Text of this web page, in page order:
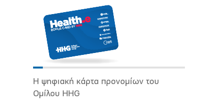
Η ψηφιακή κάρτα προνομίων του
Ομίλου HHG